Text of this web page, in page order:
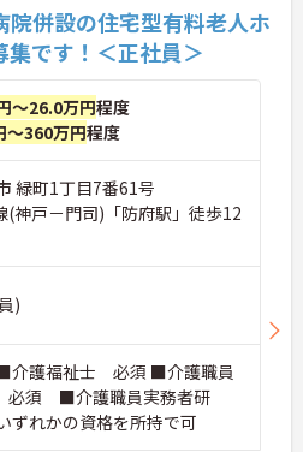
院併設の住宅型有料老人ホ
です！＜正社員＞
～26.0万円程度
～360万円程度
緑町1丁目7番61号
(神戸－門司)「防府駅」徒歩12
)
介護福祉士 必須 ■介護職員
必須 ■介護職員実務者研
れかの資格を所持で可